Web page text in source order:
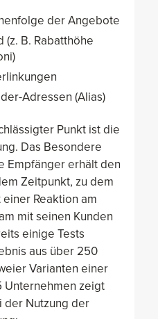
der Angebote
(z. B. Rabatthöhe
Adressen (Alias)
Punkt ist die
Das Besondere
Empfänger erhält den
Zeitpunkt, zu dem
Reaktion am
mit seinen Kunden
einige Tests
aus über 250
Varianten einer
Unternehmen zeigt
der Nutzung der